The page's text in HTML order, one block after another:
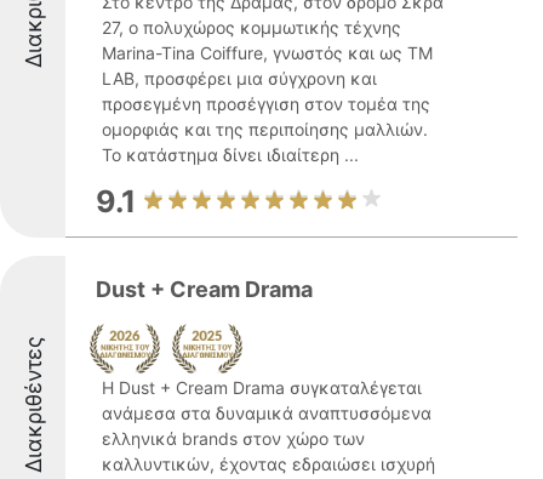
27, ο πολυχώρος κομμωτικής τέχνης
Marina-Tina Coiffure, γνωστός και ως TM
LAB, προσφέρει μια σύγχρονη και
προσεγμένη προσέγγιση στον τομέα της
ομορφιάς και της περιποίησης μαλλιών.
Το κατάστημα δίνει ιδιαίτερη ...
9.1
Διακριθέντες
Dust + Cream Drama
Η Dust + Cream Drama συγκαταλέγεται
ανάμεσα στα δυναμικά αναπτυσσόμενα
ελληνικά brands στον χώρο των
καλλυντικών, έχοντας εδραιώσει ισχυρή